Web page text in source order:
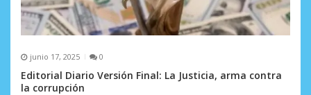
junio 17, 2025 0
Editorial Diario Versión Final: La Justicia, arma contra
la corrupción